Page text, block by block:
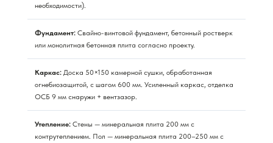
необходимости).
Фундамент: Свайно-винтовой фундамент, бетонный ростверк
или монолитная бетонная плита согласно проекту.
Каркас: Доска 50×150 камерной сушки, обработанная
огнебиозащитой, с шагом 600 мм. Усиленный каркас, отделка
ОСБ 9 мм снаружи + вентзазор.
Утепление: Стены — минеральная плита 200 мм с
контрутеплением. Пол — минеральная плита 200–250 мм с